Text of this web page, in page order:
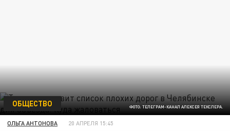
ФОТО: ТЕЛЕГРАМ-КАНАЛ АЛЕКСЕЯ ТЕКСЛЕРА.
ОБЩЕСТВО
ОЛЬГА АНТОНОВА 20 АПРЕЛЯ 15:45